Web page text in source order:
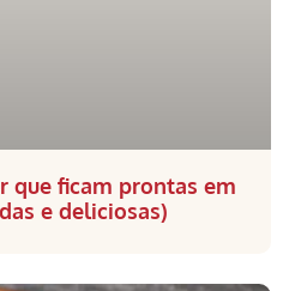
que ficam prontas em
e deliciosas)